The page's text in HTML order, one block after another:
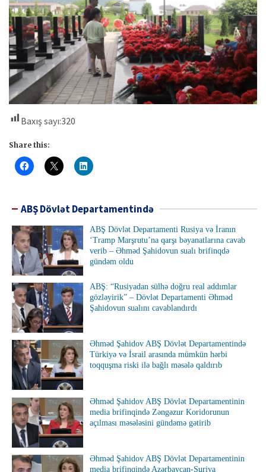
Baxış sayı:320
Share this:
ABŞ Dövlət Departamentində
ABŞ Dövlət Departamenti Rusiya və İranın
‘Tramp Marşrutu’na qarşı bəyanatlarına cavab
verib – Əhməd Şahidovun sualı brifinqdə
gündəm oldu
ABŞ: “Rusiyadan sülhə doğru real addımlar
gözləyirik” – Dövlət Departamenti Əhməd
Şahidovun sualını cavablandırdı
Əhməd Şahidov ABŞ Dövlət Departamentində
Türkiyə və İsrail arasında mümkün hərbi
toqquşma riski ilə bağlı məsələ qaldırıb
Əhməd Şahidov ABŞ Dövlət Departamentinin
media brifinqində Zəngəzur Koridorunun
açılması məsələsini gündəmə gətirib
Əhməd Şahidov ABŞ Dövlət Departamentinin
media brifinqində Azərbaycan-Suriya